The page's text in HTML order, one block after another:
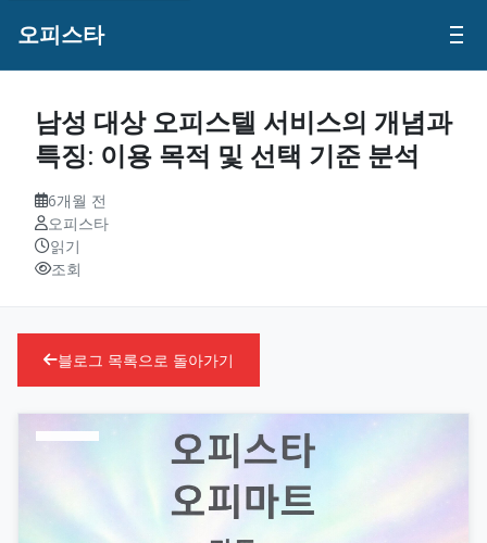
오피스타
남성 대상 오피스텔 서비스의 개념과
특징: 이용 목적 및 선택 기준 분석
6개월 전
오피스타
읽기
조회
블로그 목록으로 돌아가기